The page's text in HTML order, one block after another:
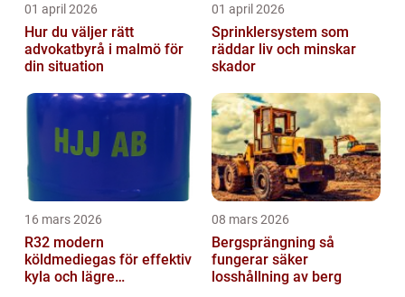
01 april 2026
Hur du väljer rätt
advokatbyrå i malmö för
din situation
01 april 2026
Sprinklersystem som
räddar liv och minskar
skador
16 mars 2026
R32 modern
köldmediegas för effektiv
kyla och lägre
08 mars 2026
Bergsprängning så
fungerar säker
losshållning av berg